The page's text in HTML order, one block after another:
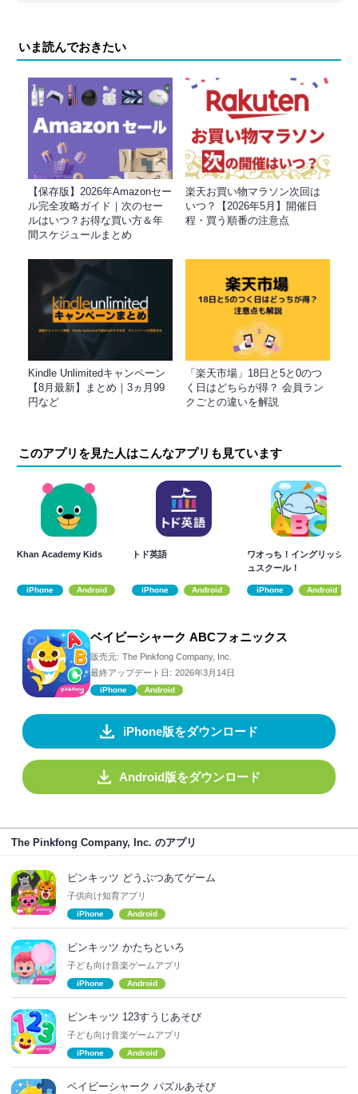
いま読んでおきたい
【保存版】2026年Amazonセー
ル完全攻略ガイド｜次のセー
ルはいつ？お得な買い方＆年
間スケジュールまとめ
楽天お買い物マラソン次回は
いつ？【2026年5月】開催日
程・買う順番の注意点
Kindle Unlimitedキャンペーン
【8月最新】まとめ｜3ヵ月99
円など
「楽天市場」18日と5と0のつ
く日はどちらが得？ 会員ラン
クごとの違いを解説
このアプリを見た人はこんなアプリも見ています
Khan Academy Kids
iPhone Android
トド英語
iPhone Android
ワオっち！イングリッシ
ュスクール！
iPhone Android
ベイビーシャーク ABCフォニックス
販売元: The Pinkfong Company, Inc.
最終アップデート日: 2026年3月14日
iPhone Android
iPhone版をダウンロード
Android版をダウンロード
The Pinkfong Company, Inc. のアプリ
ピンキッツ どうぶつあてゲーム
子供向け知育アプリ
iPhone Android
ピンキッツ かたちといろ
子ども向け音楽ゲームアプリ
iPhone Android
ピンキッツ 123すうじあそび
子ども向け音楽ゲームアプリ
iPhone Android
ベイビーシャーク パズルあそび